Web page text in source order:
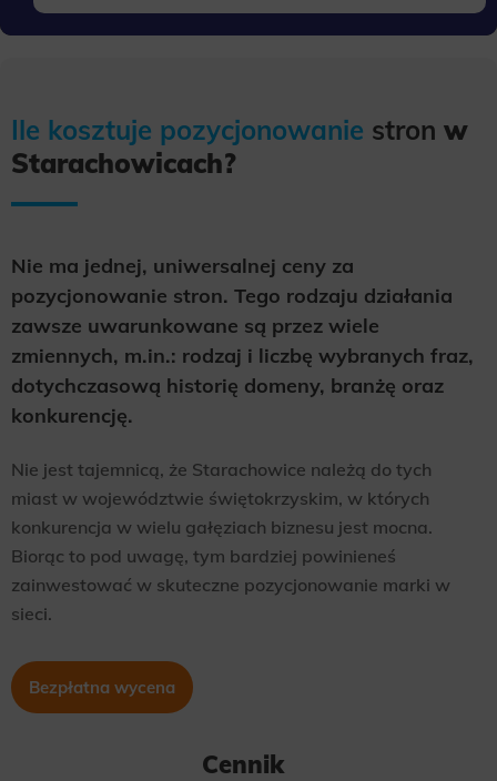
Ile kosztuje pozycjonowanie stron w
Starachowicach?
Nie ma jednej, uniwersalnej ceny za
pozycjonowanie stron. Tego rodzaju działania
zawsze uwarunkowane są przez wiele
zmiennych, m.in.: rodzaj i liczbę wybranych fraz,
dotychczasową historię domeny, branżę oraz
konkurencję.
Nie jest tajemnicą, że Starachowice należą do tych
miast w województwie świętokrzyskim, w których
konkurencja w wielu gałęziach biznesu jest mocna.
Biorąc to pod uwagę, tym bardziej powinieneś
zainwestować w skuteczne pozycjonowanie marki w
sieci.
Bezpłatna wycena
Cennik